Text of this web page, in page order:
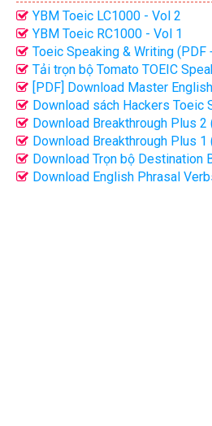
YBM Toeic LC1000 - Vol 2
YBM Toeic RC1000 - Vol 1
Toeic Speaking & Writing (PDF
Tải trọn bộ Tomato TOEIC
Audio)[PDF] Download Master
Verbs (bản đẹp)
Download sách Hackers Toeic
(PDF + Audio)
Download Breakthrough Plus 2
Download Breakthrough Plus 1
Download Trọn bộ Destination
đẹp)Download English Phrasal